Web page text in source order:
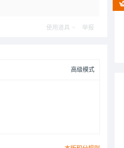
使用道具 举报
高级模式